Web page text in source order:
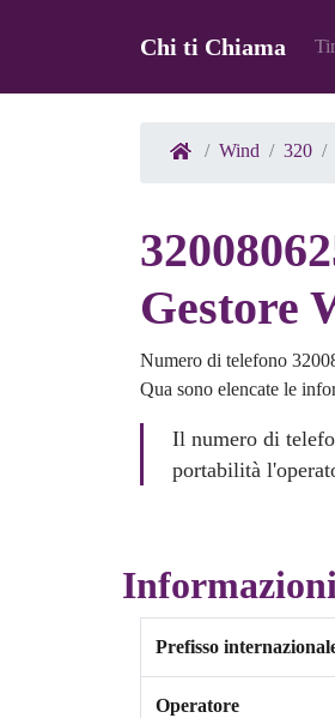
Chi ti Chiama
Wind 320
Gestore
Numero di telefono
Qua sono elencate le
Il numero di
portabilità
Prefisso
Operatore